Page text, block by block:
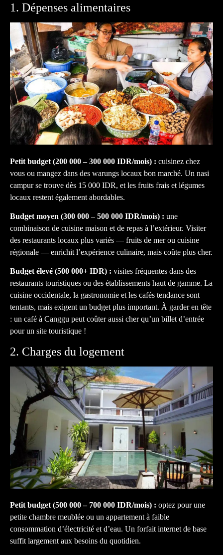
1. Dépenses alimentaires
Petit budget (200 000 – 300 000 IDR/mois) : cuisinez chez
vous ou mangez dans des warungs locaux bon marché. Un nasi
campur se trouve dès 15 000 IDR, et les fruits frais et légumes
locaux restent également abordables.
Budget moyen (300 000 – 500 000 IDR/mois) : une
combinaison de cuisine maison et de repas à l’extérieur. Visiter
des restaurants locaux plus variés — fruits de mer ou cuisine
régionale — enrichit l’expérience culinaire, mais coûte plus cher.
Budget élevé (500 000+ IDR) : visites fréquentes dans des
restaurants touristiques ou des établissements haut de gamme. La
cuisine occidentale, la gastronomie et les cafés tendance sont
tentants, mais exigent un budget plus important. À garder en tête
: un café à Canggu peut coûter aussi cher qu’un billet d’entrée
pour un site touristique !
2. Charges du logement
Petit budget (500 000 – 700 000 IDR/mois) : optez pour une
petite chambre meublée ou un appartement à faible
consommation d’électricité et d’eau. Un forfait internet de base
suffit largement aux besoins du quotidien.